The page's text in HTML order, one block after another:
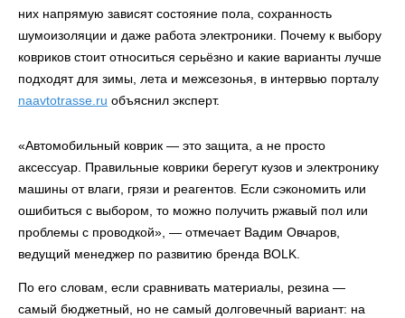
них напрямую зависят состояние пола, сохранность
шумоизоляции и даже работа электроники. Почему к выбору
ковриков стоит относиться серьёзно и какие варианты лучше
подходят для зимы, лета и межсезонья, в интервью порталу
naavtotrasse.ru объяснил эксперт.
«Автомобильный коврик — это защита, а не просто
аксессуар. Правильные коврики берегут кузов и электронику
машины от влаги, грязи и реагентов. Если сэкономить или
ошибиться с выбором, то можно получить ржавый пол или
проблемы с проводкой», — отмечает Вадим Овчаров,
ведущий менеджер по развитию бренда BOLK.
По его словам, если сравнивать материалы, резина —
самый бюджетный, но не самый долговечный вариант: на